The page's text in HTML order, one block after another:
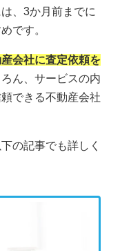
、3か月前までに
です。
会社に査定依頼を
ん、サービスの内
できる不動産会社
の記事でも詳しく